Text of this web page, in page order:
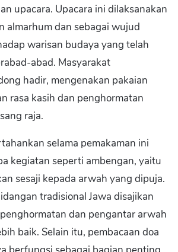
upacara. Upacara ini dilaksanakan
almarhum dan sebagai wujud
warisan budaya yang telah
abad. Masyarakat
hadir, mengenakan pakaian
rasa kasih dan penghormatan
raja.
selama pemakaman ini
kegiatan seperti ambengan, yaitu
sesaji kepada arwah yang dipuja.
tradisional Jawa disajikan
dan pengantar arwah
baik. Selain itu, pembacaan doa